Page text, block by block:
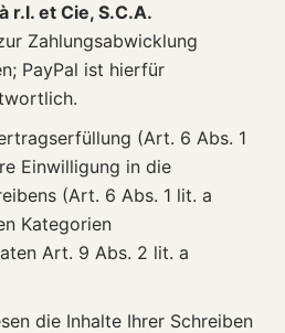
r.l. et Cie, S.C.A.
Zahlungsabwicklung
PayPal ist hierfür
(Art. 6 Abs. 1
Einwilligung in die
(Art. 6 Abs. 1 lit. a
Kategorien
Art. 9 Abs. 2 lit. a
die Inhalte Ihrer Schreiben